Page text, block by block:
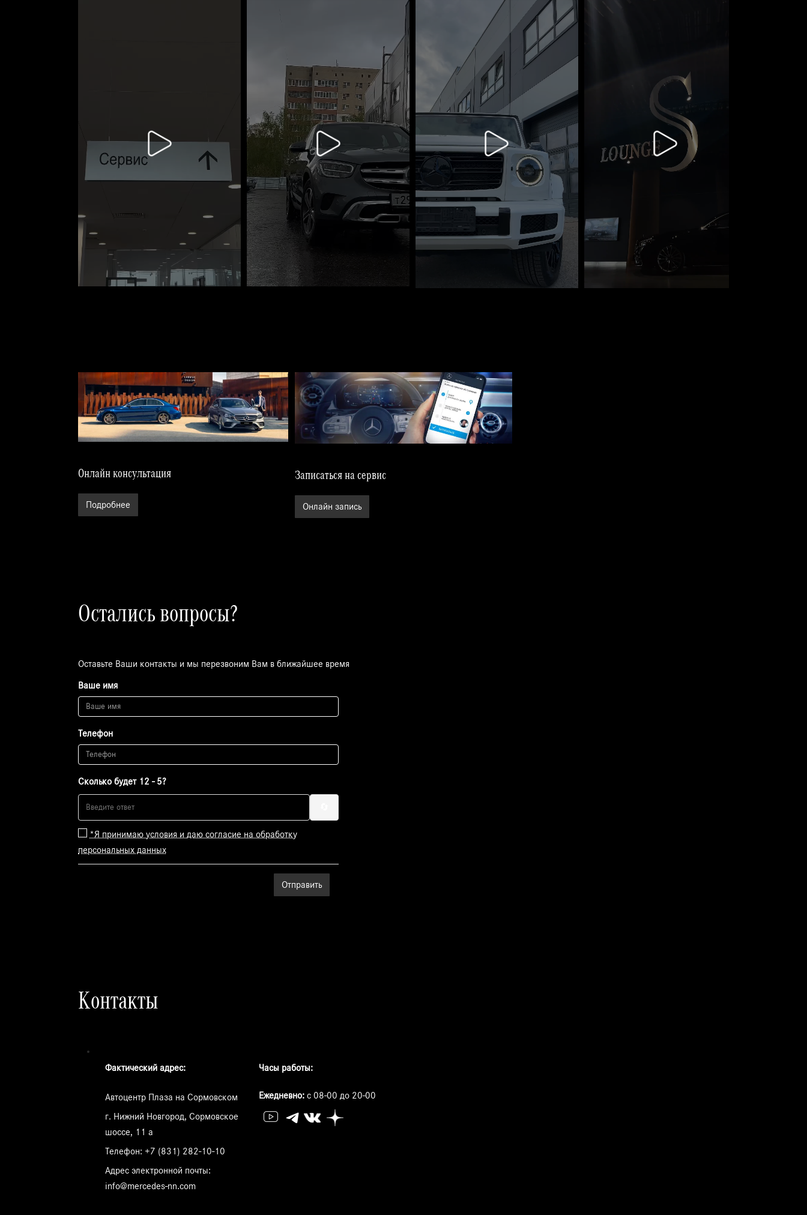
Техническое обслуживание
Диагностика автомобиля перед покупкой за 10
Онлайн консультация
Подробнее
Записаться на сервис
Онлайн запись
Остались вопросы?
Оставьте Ваши контакты и мы перезвоним Вам в ближайшее время
Ваше имя
Телефон
Сколько будет 12 - 5?
*Я принимаю условия и даю согласие на обработку
персональных данных
Отправить
Контакты
Фактический адрес:
Автоцентр Плаза на Сормовском
г. Нижний Новгород, Сормовское
шоссе, 11 а
Телефон:+7 (831) 282-10-10
Адрес электронной почты:
info@mercedes-nn.com
Часы работы:
Ежедневно: с 08-00 до 20-00